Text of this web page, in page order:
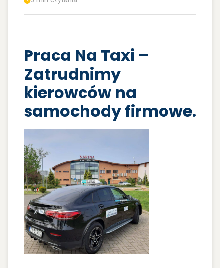
Praca Na Taxi –
Zatrudnimy
kierowców na
samochody firmowe.